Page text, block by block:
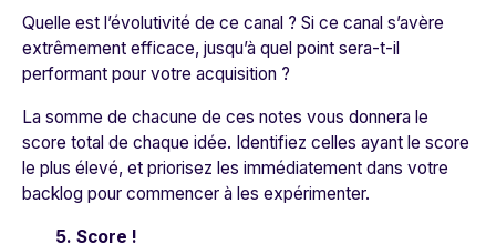
Quelle est l’évolutivité de ce canal ? Si ce canal s’avère
extrêmement efficace, jusqu’à quel point sera-t-il
performant pour votre acquisition ?
La somme de chacune de ces notes vous donnera le
score total de chaque idée. Identifiez celles ayant le score
le plus élevé, et priorisez les immédiatement dans votre
backlog pour commencer à les expérimenter.
5. Score !